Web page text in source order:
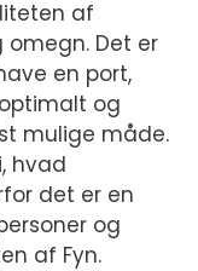
af
Det er
en port,
og
mulige måde.
hvad
det er en
og
af Fyn.